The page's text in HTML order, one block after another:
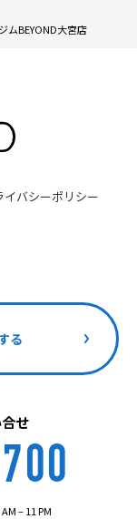
ムBEYOND大宮店
イバシーポリシー
る
せ
– 11 PM